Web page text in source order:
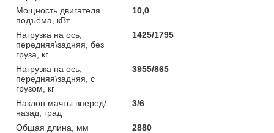
Мощность двигателя
подъёма, кВт
10,0
Нагрузка на ось,
передняя\задняя, без
груза, кг
1425/1795
Нагрузка на ось,
передняя\задняя, с
грузом, кг
3955/865
Наклон мачты вперед/
назад, град
3/6
Общая длина, мм
2880